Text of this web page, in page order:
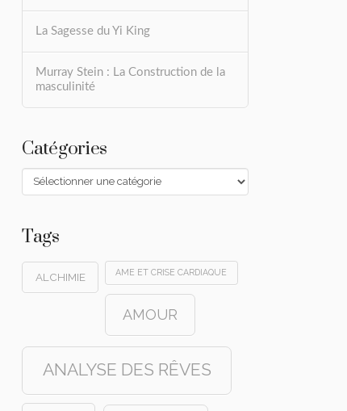
La Sagesse du Yi King
Murray Stein : La Construction de la
masculinité
Catégories
Catégories
Tags
ALCHIMIE AME ET CRISE CARDIAQUE
AMOUR
ANALYSE DES RÊVES